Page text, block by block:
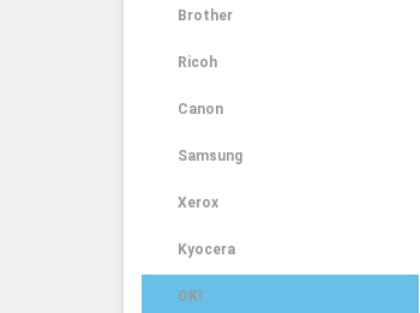
Brother
Ricoh
Canon
Samsung
Xerox
Kyocera
OKI